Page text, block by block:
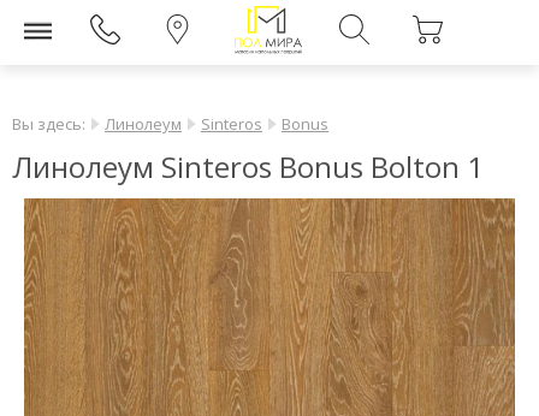
Вы здесь: Линолеум Sinteros Bonus
Линолеум Sinteros Bonus Bolton 1